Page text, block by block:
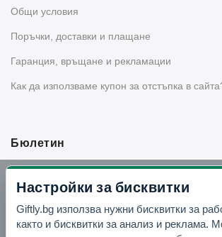
Общи условия
Поръчки, доставки и плащане
Гаранция, връщане и рекламации
Как да използваме купон за отстъпка в
Бюлетин
Вземи -10% отстъпка в Telegram
Отвори Telegram
Настройки за бисквитки
Giftly.bg използва нужни бисквитки за
както и бисквитки за анализ и реклама.